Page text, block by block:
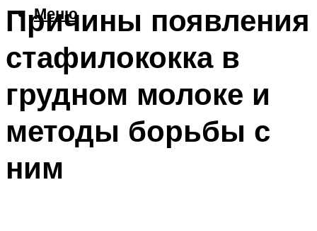
Меню
Причины появления
стафилококка в
грудном молоке и
методы борьбы с
ним